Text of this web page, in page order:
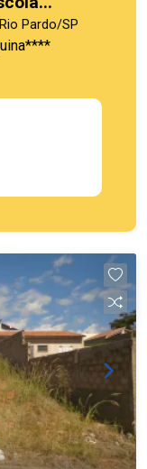
Pardo/SP